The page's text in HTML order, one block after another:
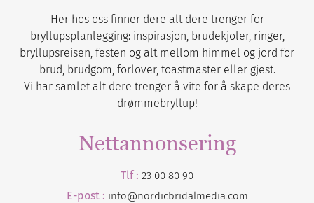
Her hos oss finner dere alt dere trenger for
bryllupsplanlegging: inspirasjon, brudekjoler, ringer,
bryllupsreisen, festen og alt mellom himmel og jord for
brud, brudgom, forlover, toastmaster eller gjest.
Vi har samlet alt dere trenger å vite for å skape deres
drømmebryllup!
Nettannonsering
Tlf : 23 00 80 90
E-post : info@nordicbridalmedia.com